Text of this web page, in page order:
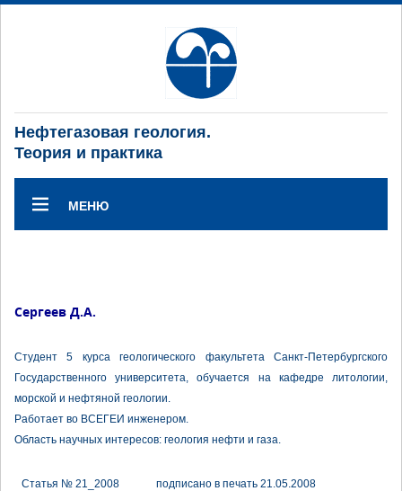
Нефтегазовая геология.
Теория и практика
МЕНЮ
Сергеев Д.А.
Студент 5 курса геологического факультета Санкт-Петербургского
Государственного университета, обучается на кафедре литологии,
морской и нефтяной геологии.
Работает во ВСЕГЕИ инженером.
Область научных интересов: геология нефти и газа.
Статья № 21_2008 подписано в печать 21.05.2008